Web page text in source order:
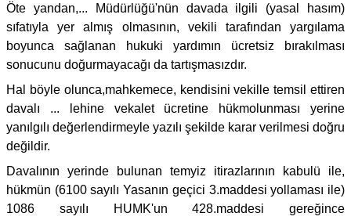
Öte yandan,... Müdürlüğü'nün davada ilgili (yasal hasım)
sıfatıyla yer almış olmasının, vekili tarafından yargılama
boyunca sağlanan hukuki yardımın ücretsiz bırakılması
sonucunu doğurmayacağı da tartışmasızdır.
Hal böyle olunca,mahkemece, kendisini vekille temsil ettiren
davalı ... lehine vekalet ücretine hükmolunması yerine
yanılgılı değerlendirmeyle yazılı şekilde karar verilmesi doğru
değildir.
Davalının yerinde bulunan temyiz itirazlarının kabulü ile,
hükmün (6100 sayılı Yasanın geçici 3.maddesi yollaması ile)
1086 sayılı HUMK'un 428.maddesi gereğince